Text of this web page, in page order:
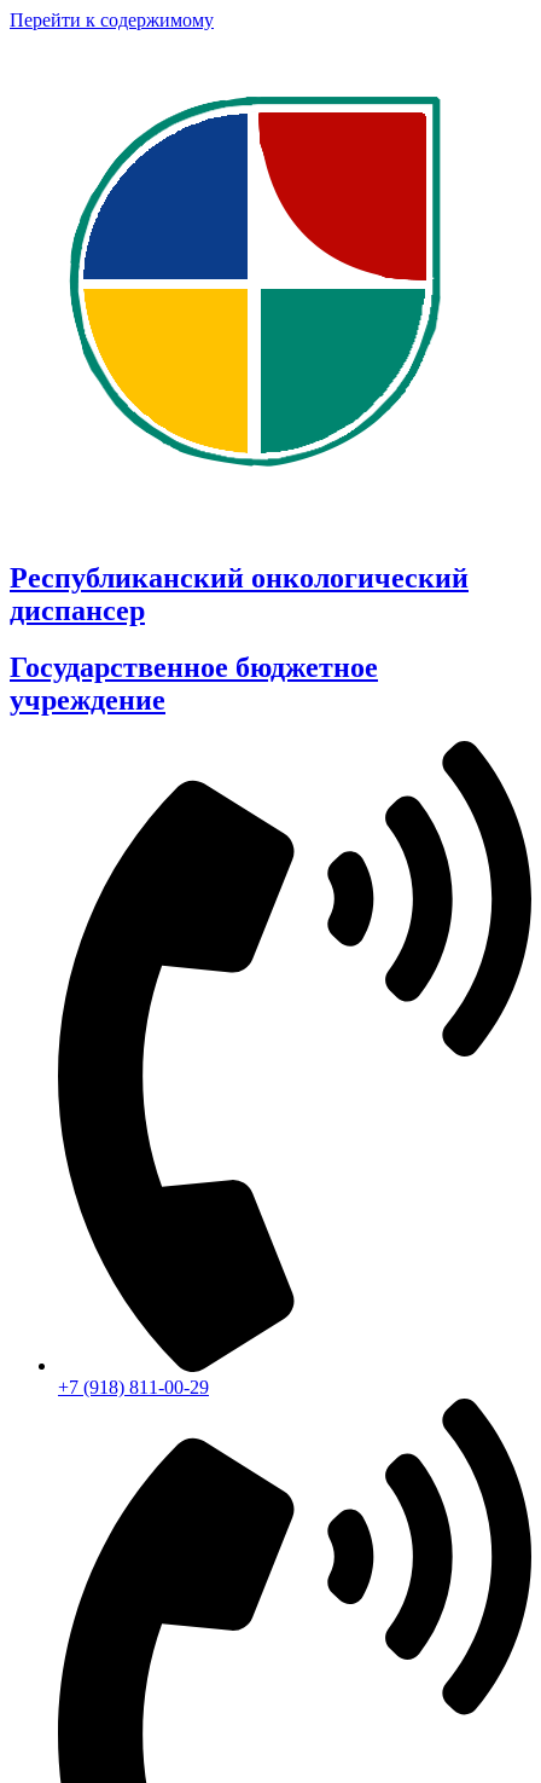
Перейти к содержимому
Республиканский онкологический
диспансер
Государственное бюджетное
учреждение
+7 (918) 811-00-29